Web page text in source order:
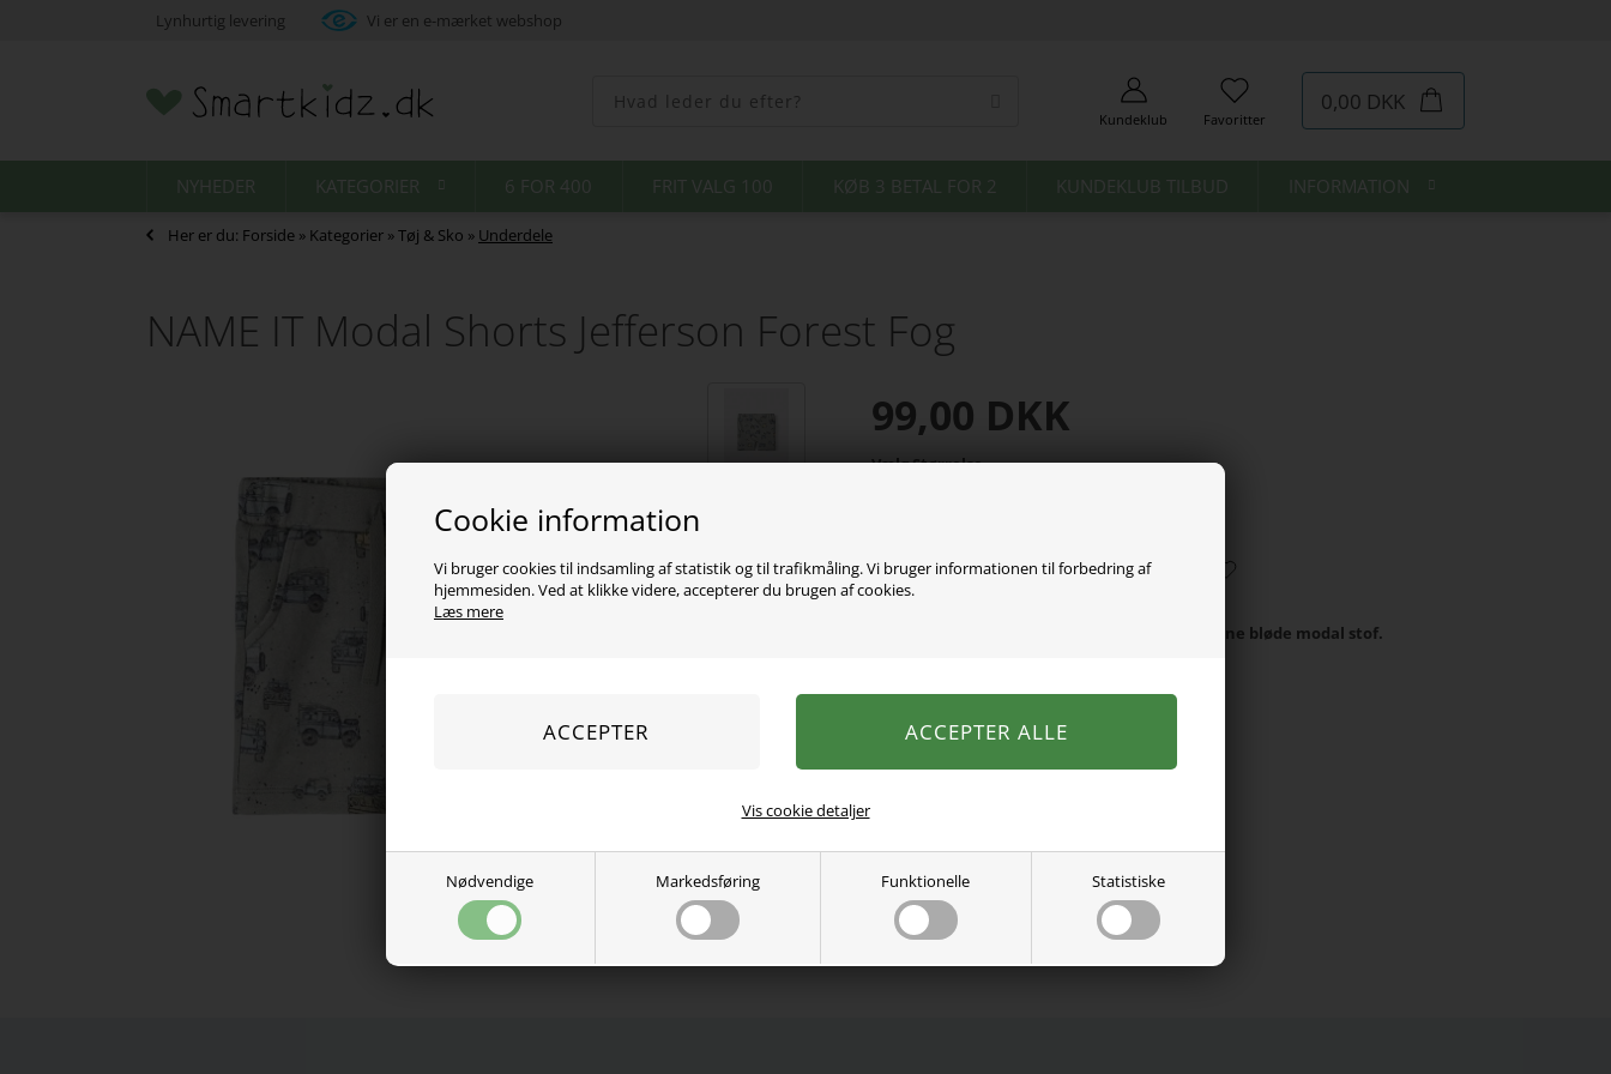
Cookie information
Vi bruger cookies til indsamling af statistik og til trafikmåling. Vi bruger informationen til forbedring af
hjemmesiden. Ved at klikke videre, accepterer du brugen af cookies.
Læs mere
Nødvendige Markedsføring Funktionelle Statistiske
Vis cookie detaljer
Lynhurtig levering Vi er en e-mærket webshop
Kundeklub Favoritter
0,00 DKK
NYHEDER KATEGORIER 6 FOR 400 FRIT VALG 100 KØB 3 BETAL FOR 2 KUNDEKLUB TILBUD INFORMATION
Her er du: Forside » Kategorier »Tøj & Sko » Underdele
NAME IT Modal Shorts Jefferson Forest Fog
99,00 DKK
Vælg Størrelse
Super søde shorts fra Name It lavet i det skønne bløde modal stof.
Vaskes ved 40 grader.
Se mere fraName It